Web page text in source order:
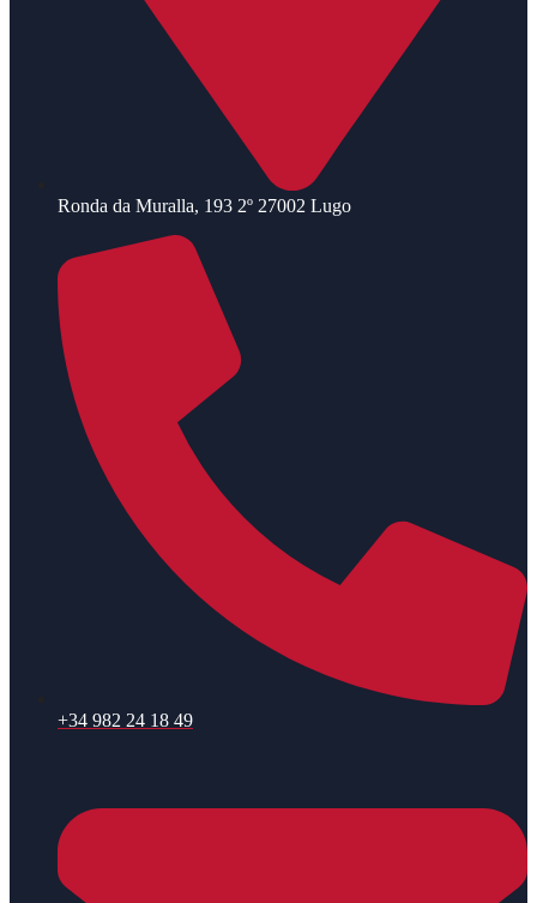
Ronda da Muralla, 193 2º 27002 Lugo
+34 982 24 18 49